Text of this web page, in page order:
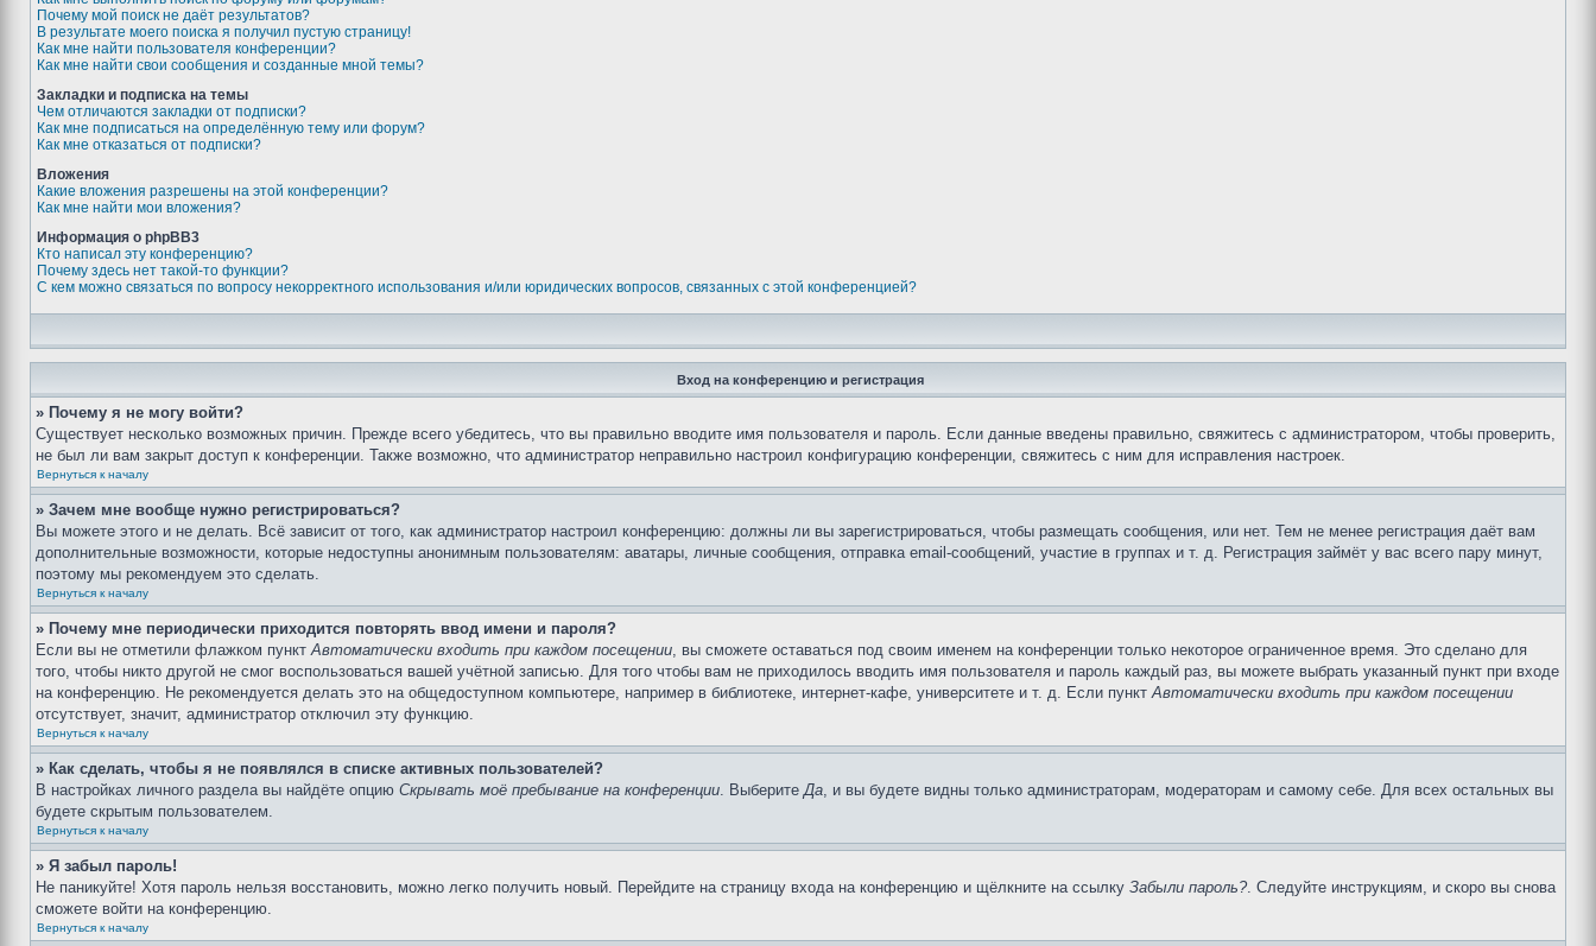
Почему мой поиск не даёт результатов?
В результате моего поиска я получил пустую страницу!
Как мне найти пользователя конференции?
Как мне найти свои сообщения и созданные мной темы?
Закладки и подписка на темы
Чем отличаются закладки от подписки?
Как мне подписаться на определённую тему или форум?
Как мне отказаться от подписки?
Вложения
Какие вложения разрешены на этой конференции?
Как мне найти мои вложения?
Информация о phpBB3
Кто написал эту конференцию?
Почему здесь нет такой-то функции?
С кем можно связаться по вопросу некорректного использования и/или юридических вопросов, связанных с этой конференцией?
Вход на конференцию и регистрация
» Почему я не могу войти?
Существует несколько возможных причин. Прежде всего убедитесь, что вы правильно вводите имя пользователя и пароль. Если данные введены правильно, свяжитесь с администратором, чтобы проверить,
не был ли вам закрыт доступ к конференции. Также возможно, что администратор неправильно настроил конфигурацию конференции, свяжитесь с ним для исправления настроек.
Вернуться к началу
» Зачем мне вообще нужно регистрироваться?
Вы можете этого и не делать. Всё зависит от того, как администратор настроил конференцию: должны ли вы зарегистрироваться, чтобы размещать сообщения, или нет. Тем не менее регистрация даёт вам
дополнительные возможности, которые недоступны анонимным пользователям: аватары, личные сообщения, отправка email-сообщений, участие в группах и т. д. Регистрация займёт у вас всего пару минут,
поэтому мы рекомендуем это сделать.
Вернуться к началу
» Почему мне периодически приходится повторять ввод имени и пароля?
Если вы не отметили флажком пунктАвтоматически входить при каждом посещении, вы сможете оставаться под своим именем на конференции только некоторое ограниченное время. Это сделано для
того, чтобы никто другой не смог воспользоваться вашей учётной записью. Для того чтобы вам не приходилось вводить имя пользователя и пароль каждый раз, вы можете выбрать указанный пункт при входе
на конференцию. Не рекомендуется делать это на общедоступном компьютере, например в библиотеке, интернет-кафе, университете и т. д. Если пунктАвтоматически входить при каждом посещении
отсутствует, значит, администратор отключил эту функцию.
Вернуться к началу
» Как сделать, чтобы я не появлялся в списке активных пользователей?
В настройках личного раздела вы найдёте опцию Скрывать моё пребывание на конференции. ВыберитеДа, и вы будете видны только администраторам, модераторам и самому себе. Для всех остальных вы
будете скрытым пользователем.
Вернуться к началу
» Я забыл пароль!
Не паникуйте! Хотя пароль нельзя восстановить, можно легко получить новый. Перейдите на страницу входа на конференцию и щёлкните на ссылку Забыли пароль?. Следуйте инструкциям, и скоро вы снова
сможете войти на конференцию.
Вернуться к началу